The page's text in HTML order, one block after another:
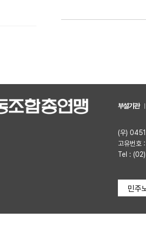
부설기관
(우)
고유번
Tel :
민주